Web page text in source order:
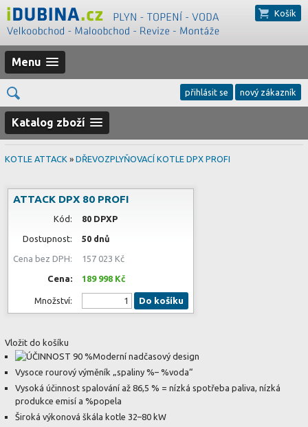
Košík
Menu
přihlásit se nový zákazník
Katalog zboží
KOTLE ATTACK » DŘEVOZPLYŇOVACÍ KOTLE DPX PROFI
ATTACK DPX 80 PROFI
Kód: 80 DPXP
Dostupnost: 50 dnů
Cena bez DPH: 157 023 Kč
Cena: 189 998 Kč
Množství: Do košíku
Vložit do košíku
Moderní nadčasový design
Vysoce rourový výměník „spaliny %– %voda“
Vysoká účinnost spalování až 86,5 % = nízká spotřeba paliva, nízká
produkce emisí a %popela
Široká výkonová škála kotle 32–80 kW